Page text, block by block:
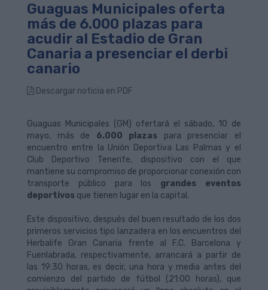
Guaguas Municipales oferta
más de 6.000 plazas para
acudir al Estadio de Gran
Canaria a presenciar el derbi
canario
Descargar noticia en PDF
Guaguas Municipales (GM) ofertará el sábado, 10 de
mayo, más de 6.000 plazas para presenciar el
encuentro entre la Unión Deportiva Las Palmas y el
Club Deportivo Tenerife, dispositivo con el que
mantiene su compromiso de proporcionar conexión con
transporte público para los grandes eventos
deportivos que tienen lugar en la capital.
Este dispositivo, después del buen resultado de los dos
primeros servicios tipo lanzadera en los encuentros del
Herbalife Gran Canaria frente al F.C. Barcelona y
Fuenlabrada, respectivamente, arrancará a partir de
las 19:30 horas, es decir, una hora y media antes del
comienzo del partido de fútbol (21:00 horas), que